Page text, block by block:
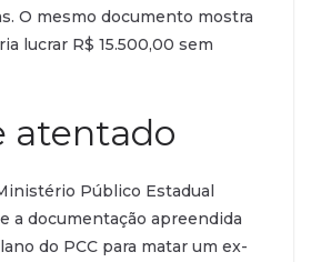
O mesmo documento mostra
lucrar R$ 15.500,00 sem
atentado
Público Estadual
a documentação apreendida
do PCC para matar um ex-